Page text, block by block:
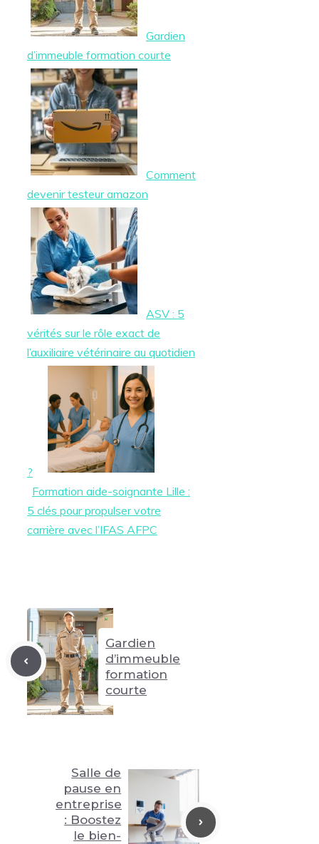
Gardien
d’immeuble formation courte
Comment
devenir testeur amazon
ASV : 5
vérités sur le rôle exact de
l’auxiliaire vétérinaire au quotidien
?
Formation aide-soignante Lille :
5 clés pour propulser votre
carrière avec l’IFAS AFPC
Gardien
d’immeuble
formation
courte
Salle de
pause en
entreprise
: Boostez
le bien-